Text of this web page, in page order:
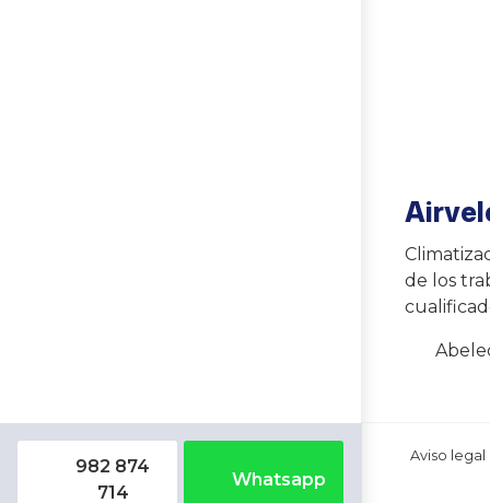
982 874
714
Whatsapp
de los
Aviso legal